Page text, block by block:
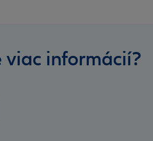
viac informácií?